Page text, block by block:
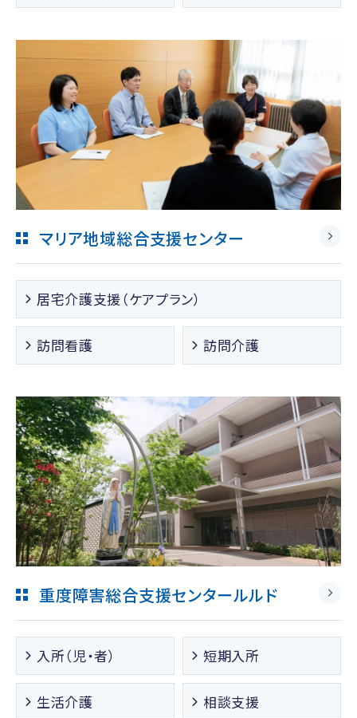
マリア地域総合支援センター
居宅介護支援（ケアプラン）
訪問看護 訪問介護
重度障害総合支援センタールルド
入所（児・者） 短期入所
生活介護 相談支援